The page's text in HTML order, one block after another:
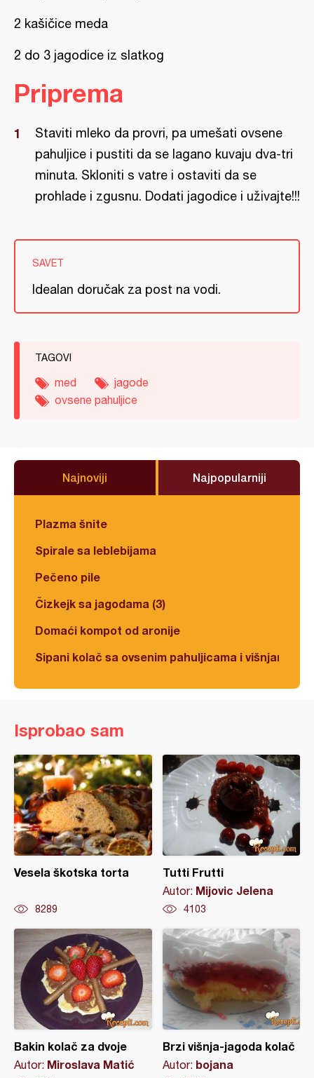
2 kašičice meda
2 do 3 jagodice iz slatkog
Priprema
Staviti mleko da provri, pa umešati ovsene
pahuljice i pustiti da se lagano kuvaju dva-tri
minuta. Skloniti s vatre i ostaviti da se
prohlade i zgusnu. Dodati jagodice i uživajte!!!
SAVET
Idealan doručak za post na vodi.
TAGOVI
med
jagode
ovsene pahuljice
Najnoviji Najpopularniji
Plazma šnite
Spirale sa leblebijama
Pečeno pile
Čizkejk sa jagodama (3)
Domaći kompot od aronije
Sipani kolač sa ovsenim pahuljicama i višnjama
Isprobao sam
Vesela škotska torta
8289
Tutti Frutti
Autor: Mijovic Jelena
4103
Bakin kolač za dvoje
Autor: Miroslava Matić
Brzi višnja-jagoda kolač
Autor: bojana